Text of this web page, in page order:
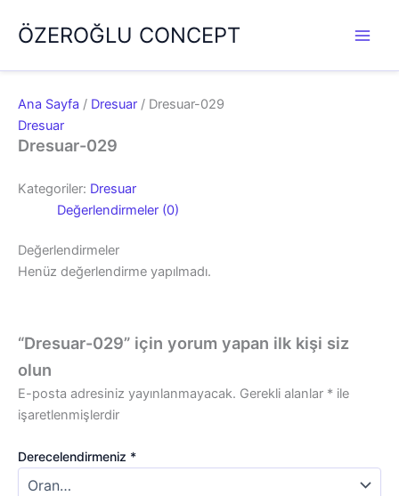
atlaÖZEROĞLU CONCEPT
Ana Sayfa / Dresuar / Dresuar-029
Dresuar
Dresuar-029
Kategoriler: Dresuar
Değerlendirmeler (0)
Değerlendirmeler
Henüz değerlendirme yapılmadı.
“Dresuar-029” için yorum yapan ilk kişi siz
olun
E-posta adresiniz yayınlanmayacak. Gerekli alanlar * ile
işaretlenmişlerdir
Derecelendirmeniz *